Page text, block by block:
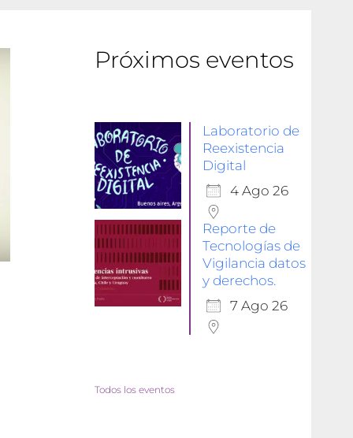
Próximos eventos
Laboratorio de
Reexistencia
Digital
4 Ago 26
Reporte de
Tecnologías de
Vigilancia datos
y derechos.
7 Ago 26
Todos los eventos